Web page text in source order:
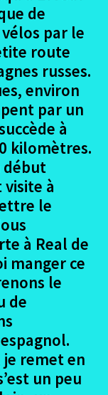
le
menu
enfant
Barros
de la Herrerias
de
par le
route
russes.
environ
par un
à
kilomètres.
début
visite à
le
à Real de
manger ce
le
de
je remet en
un peu